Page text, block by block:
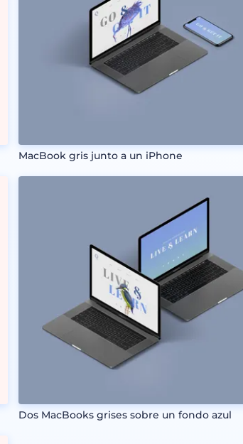
MacBook gris junto a un iPhone
Dos MacBooks grises sobre un fondo azul